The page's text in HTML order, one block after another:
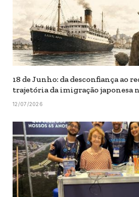
18 de Junho: da desconfiança ao
trajetória da imigração japonesa
12/07/2026